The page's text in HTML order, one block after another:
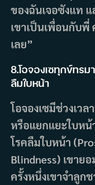
ของฉันเจอซังแท
เขาเป็นเพื่อนกับ
เลย”
8.โอจองเซทุกข์ทร
ลืมใบหน้า
โอจองเซมีช่วงเว
หรือแยกแยะใบห
โรคลืมใบหน้า
Blindness) เขาย
ครั้งหนึ่งเขาจำลูก